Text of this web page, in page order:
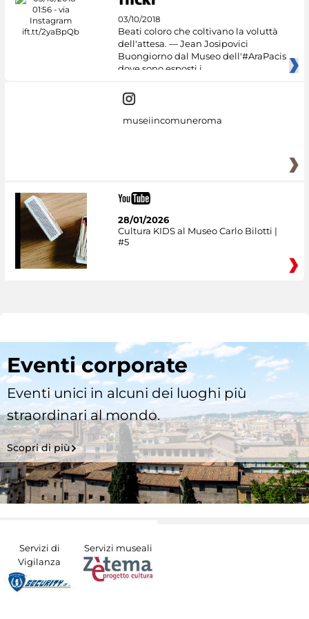
03/10/2018
Beati coloro che coltivano la voluttà
dell'attesa. — Jean Josipovici
Buongiorno dal Museo dell'#AraPacis
dove sono esposti i
museiincomuneroma
28/01/2026
Cultura KIDS al Museo Carlo Bilotti |
#5
Eventi corporate
Eventi unici in alcuni dei luoghi più
straordinari al mondo.
Scopri di più
Servizi di
Vigilanza
Servizi museali